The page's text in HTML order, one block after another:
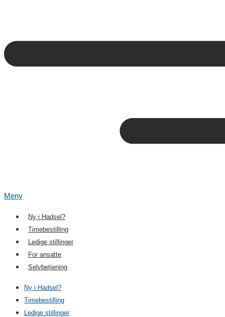
Meny
Ny i Hadsel?
Timebestilling
Ledige stillinger
For ansatte
Selvbetjening
Ny i Hadsel?
Timebestilling
Ledige stillinger